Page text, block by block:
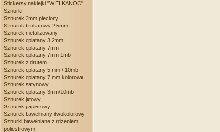
Stickersy naklejki "WIELKANOC"
Sznurki
Sznurek 3mm pleciony
Sznurek brokatowy 2.5mm
Sznurek metalizowany
Sznurek oplatany 3,2mm
Sznurek oplatany 7mm
Sznurek oplatany 7mm 1mb
Sznurek z drutem
Sznurek oplatany 5 mm / 10mb
Sznurek oplatany 7 mm kolorowe
Sznurek satynowy
Sznurek oplatany 3mm/10mb
Sznurek jutowy
Sznurek papierowy
Sznurek bawełniany dwukolorowy
Sznurki bawełniane z rdzeniem
poliestrowym